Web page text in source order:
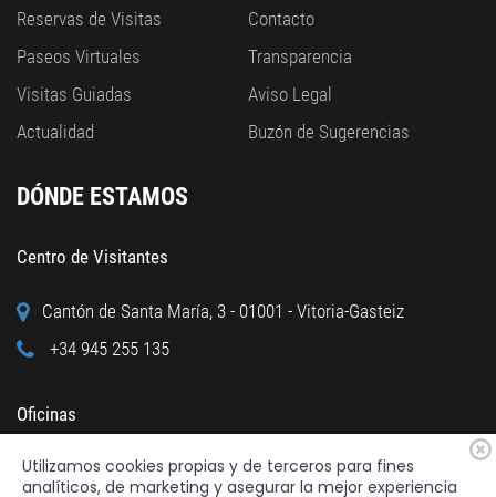
Reservas de Visitas
Paseos Virtuales
Visitas Guiadas
Actualidad
Contacto
Transparencia
Aviso Legal
Buzón de Sugerencias
DÓNDE ESTAMOS
Centro de Visitantes
Cantón de Santa María, 3 - 01001 - Vitoria-Gasteiz
+34 945 255 135
Oficinas
Calle Cuchillería, 95 - 01001 - Vitoria-Gasteiz
Utilizamos cookies propias y de terceros para fines
analíticos, de marketing y asegurar la mejor experiencia